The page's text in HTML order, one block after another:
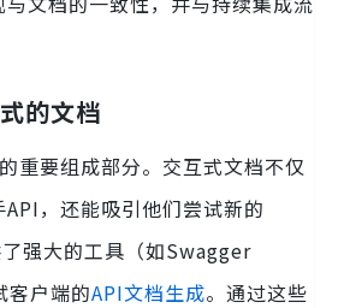
的文档
的重要组成部分。交互式文档不仅
，还能吸引他们尝试新的
强大的工具（如Swagger
客户端的API文档生成。通过这些